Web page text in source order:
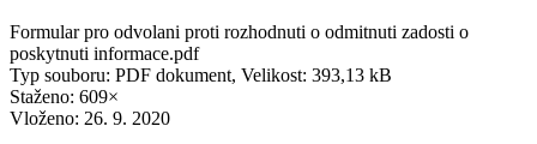
Formular pro odvolani proti rozhodnuti o odmitnuti zadosti o
poskytnuti informace.pdf
Typ souboru: PDF dokument, Velikost: 393,13 kB
Staženo: 609×
Vloženo: 26. 9. 2020